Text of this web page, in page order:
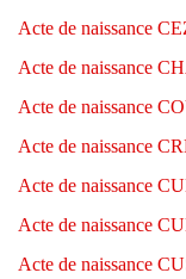
Acte de naissance
Acte de naissance
Acte de naissance
Acte de naissance
Acte de naissance
Acte de naissance
Acte de naissance